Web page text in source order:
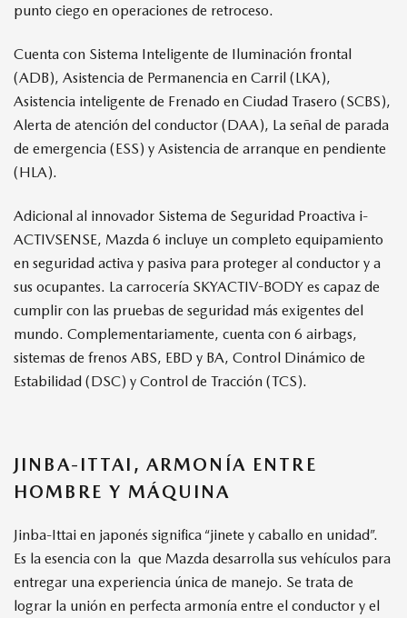
punto ciego en operaciones de retroceso.
Cuenta con Sistema Inteligente de Iluminación frontal
(ADB), Asistencia de Permanencia en Carril (LKA),
Asistencia inteligente de Frenado en Ciudad Trasero (SCBS),
Alerta de atención del conductor (DAA), La señal de parada
de emergencia (ESS) y Asistencia de arranque en pendiente
(HLA).
Adicional al innovador Sistema de Seguridad Proactiva i-
ACTIVSENSE, Mazda 6 incluye un completo equipamiento
en seguridad activa y pasiva para proteger al conductor y a
sus ocupantes. La carrocería SKYACTIV-BODY es capaz de
cumplir con las pruebas de seguridad más exigentes del
mundo. Complementariamente, cuenta con 6 airbags,
sistemas de frenos ABS, EBD y BA, Control Dinámico de
Estabilidad (DSC) y Control de Tracción (TCS).
JINBA-ITTAI, ARMONÍA ENTRE
HOMBRE Y MÁQUINA
Jinba-Ittai en japonés significa “jinete y caballo en unidad”.
Es la esencia con la que Mazda desarrolla sus vehículos para
entregar una experiencia única de manejo. Se trata de
lograr la unión en perfecta armonía entre el conductor y el